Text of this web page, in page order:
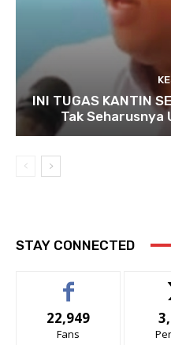
INI TUGAS KANTIN
Tak Seharusnya
STAY CONNECTED
22,949
Fans